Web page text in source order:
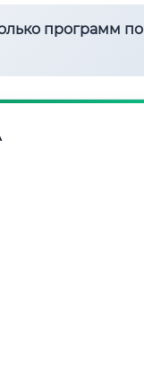
программ по